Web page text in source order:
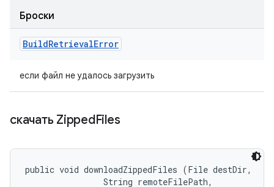
Броски
BuildRetrievalError
если файл не удалось загрузить
скачать ZippedFiles
public void downloadZippedFiles (File destDir,
                String remoteFilePath,